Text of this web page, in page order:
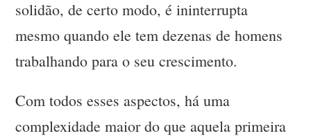
solidão, de certo modo, é ininterrupta
mesmo quando ele tem dezenas de homens
trabalhando para o seu crescimento.
Com todos esses aspectos, há uma
complexidade maior do que aquela primeira